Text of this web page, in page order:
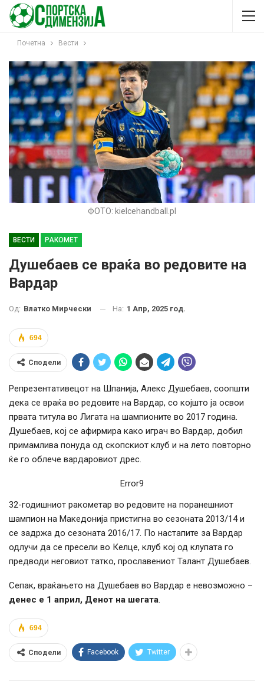
Почетна Вести
ФОТО: kielcehandball.pl
ВЕСТИ РАКОМЕТ
Душебаев се враќа во редовите на
Вардар
Од: Влатко Мирчески На: 1 Апр, 2025 год.
694
Сподели
Репрезентативецот на Шпанија, Алекс Душебаев, соопшти
дека се враќа во редовите на Вардар, со којшто ја освои
првата титула во Лигата на шампионите во 2017 година.
Душебаев, кој се афирмира како играч во Вардар, добил
примамлива понуда од скопскиот клуб и на лето повторно
ќе го облече вардаровиот дрес.
Error9
32-годишниот ракометар во редовите на поранешниот
шампион на Македонија пристигна во сезоната 2013/14 и
се задржа до сезоната 2016/17. По настапите за Вардар
одлучи да се пресели во Келце, клуб кој од клупата го
предводи неговиот татко, прославениот Талант Душебаев.
Сепак, враќањето на Душебаев во Вардар е невозможно –
денес е 1 април, Денот на шегата.
694
Сподели Facebook Twitter